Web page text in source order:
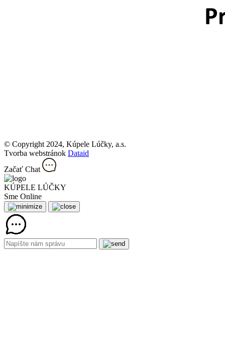
© Copyright 2024, Kúpele Lúčky, a.s.
Tvorba webstránok Dataid
Začať Chat
KÚPELE LÚČKY
Sme Online